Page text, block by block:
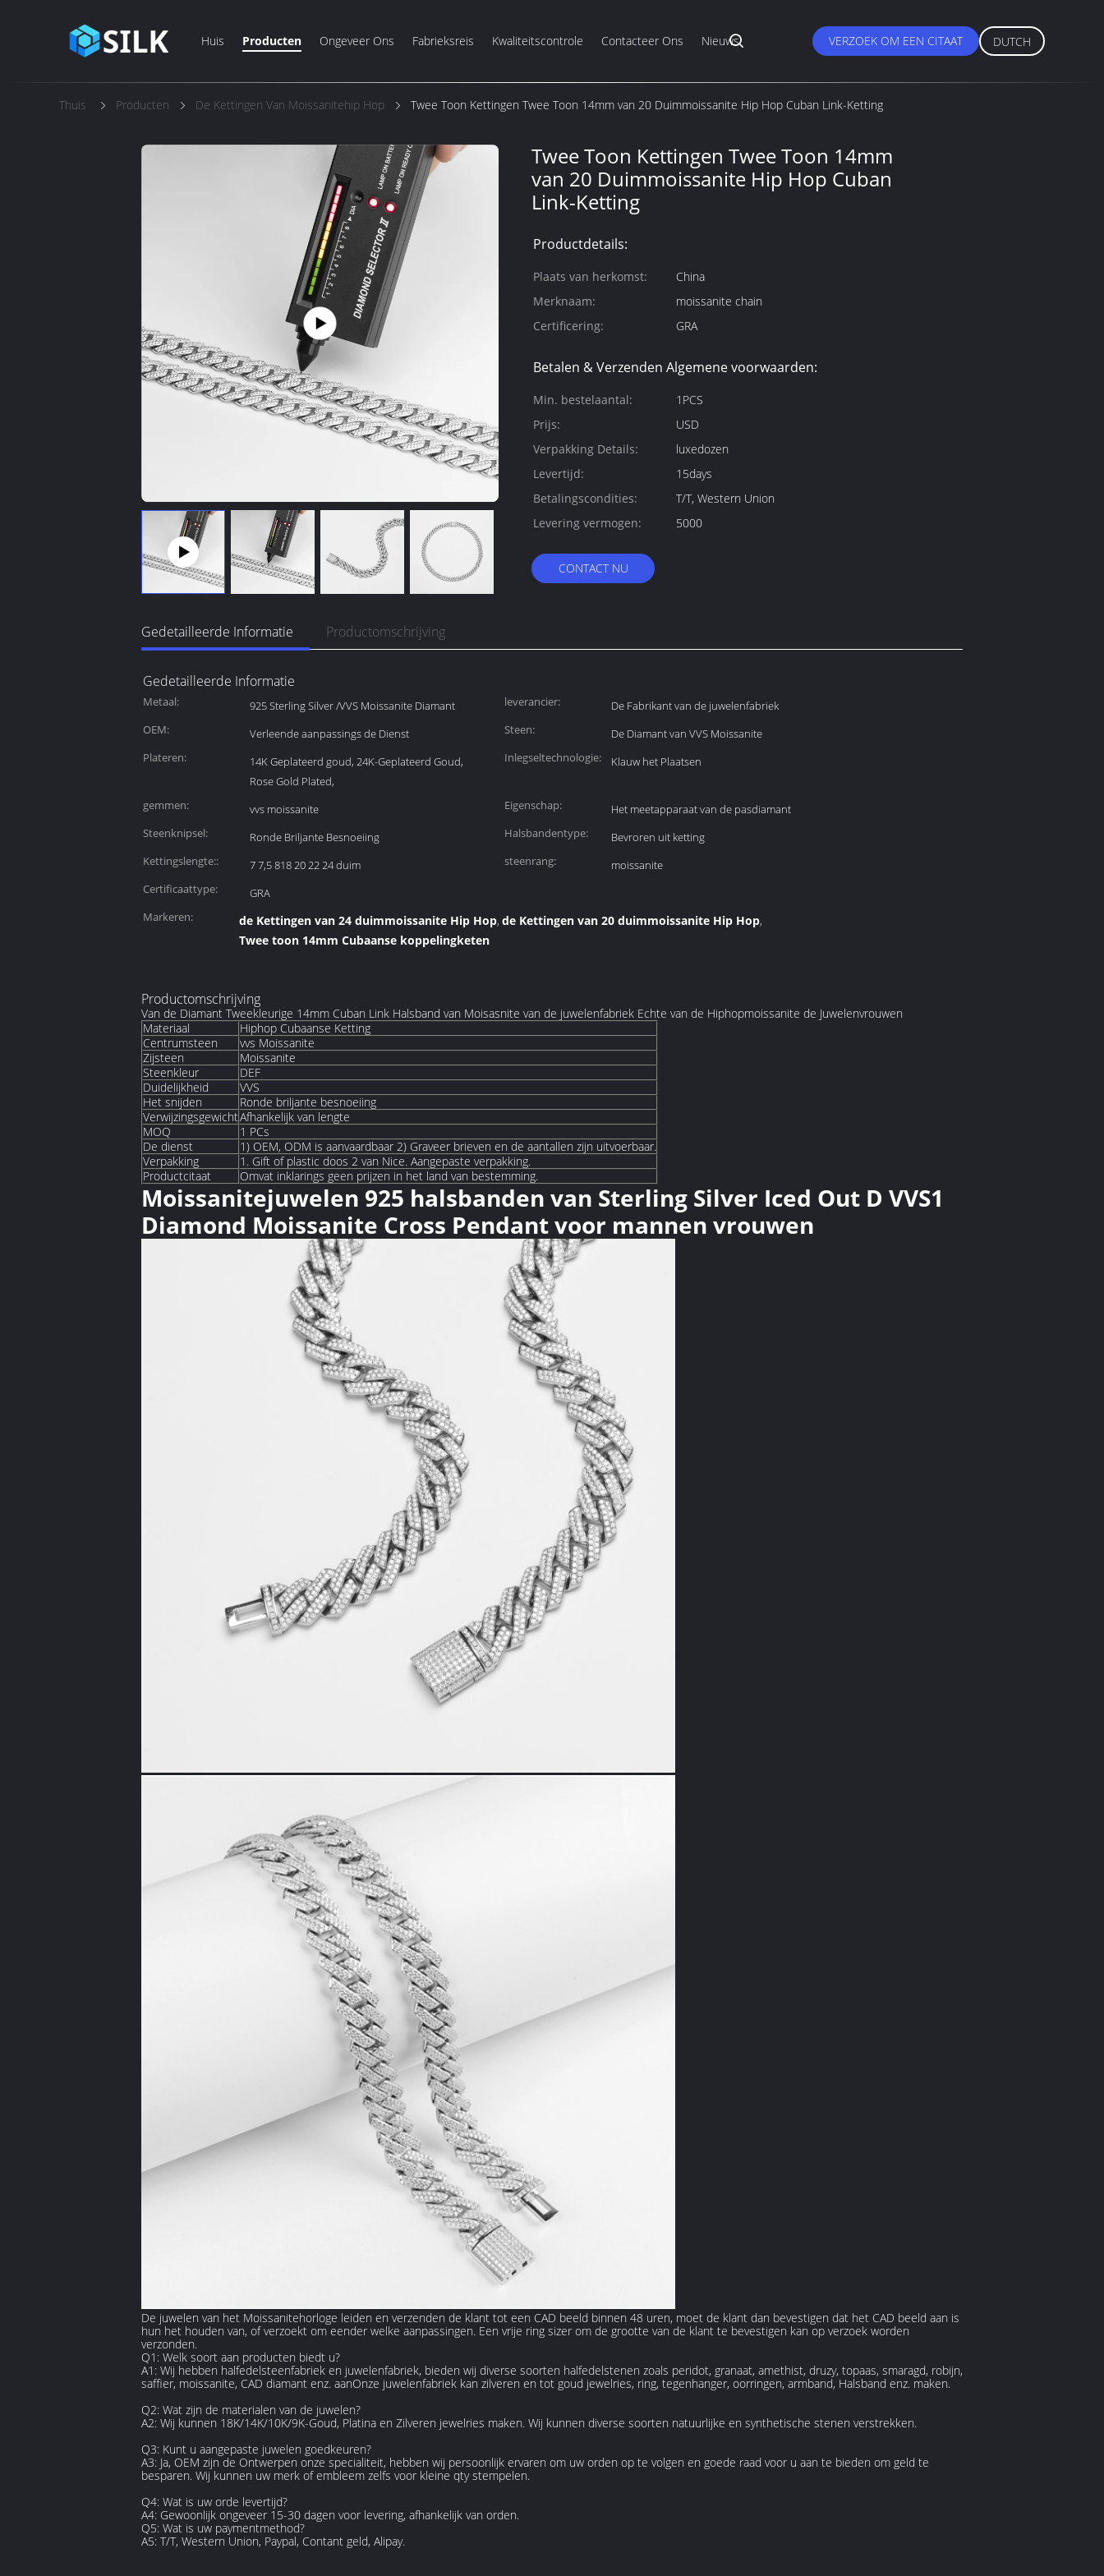
Huis Producten Ongeveer Ons Fabrieksreis Kwaliteitscontrole Contacteer Ons Nieuws VERZOEK OM EEN CITAAT DUTCH
Thuis Producten De Kettingen Van Moissanitehip Hop Twee Toon Kettingen Twee Toon 14mm van 20 Duimmoissanite Hip Hop Cuban Link-Ketting
Twee Toon Kettingen Twee Toon 14mm
van 20 Duimmoissanite Hip Hop Cuban
Link-Ketting
Productdetails:
Plaats van herkomst:
China
Merknaam:
moissanite chain
Certificering:
GRA
Betalen & Verzenden Algemene voorwaarden:
Min. bestelaantal:
1PCS
Prijs:
USD
Verpakking Details:
luxedozen
Levertijd:
15days
Betalingscondities:
T/T, Western Union
Levering vermogen:
5000
CONTACT NU
Gedetailleerde Informatie Productomschrijving
Gedetailleerde Informatie
Metaal: 925 Sterling Silver /VVS Moissanite Diamant leverancier:
De Fabrikant van de juwelenfabriek
OEM:
Verleende aanpassings de Dienst Steen:
De Diamant van VVS Moissanite
Plateren:
14K Geplateerd goud, 24K-Geplateerd Goud,
Rose Gold Plated,
Inlegseltechnologie: Klauw het Plaatsen
gemmen: vvs moissanite Eigenschap:
Het meetapparaat van de pasdiamant
Steenknipsel:
Ronde Briljante Besnoeiing Halsbandentype:
Bevroren uit ketting
Kettingslengte::
7 7,5 818 20 22 24 duim steenrang:
moissanite
Certificaattype:
GRA
Markeren:
de Kettingen van 24 duimmoissanite Hip Hop, de Kettingen van 20 duimmoissanite Hip Hop,
Twee toon 14mm Cubaanse koppelingketen
Productomschrijving
Van de Diamant Tweekleurige 14mm Cuban Link Halsband van Moisasnite van de juwelenfabriek Echte van de Hiphopmoissanite de Juwelenvrouwen
Materiaal
Hiphop Cubaanse Ketting
Centrumsteen
vvs Moissanite
Zijsteen
Moissanite
Steenkleur
DEF
Duidelijkheid
VVS
Het snijden
Ronde briljante besnoeiing
VerwijzingsgewichtAfhankelijk van lengte
MOQ
1 PCs
De dienst
1) OEM, ODM is aanvaardbaar 2) Graveer brieven en de aantallen zijn uitvoerbaar.
Verpakking
1. Gift of plastic doos 2 van Nice. Aangepaste verpakking.
Productcitaat
Omvat inklarings geen prijzen in het land van bestemming.
Moissanitejuwelen 925 halsbanden van Sterling Silver Iced Out D VVS1
Diamond Moissanite Cross Pendant voor mannen vrouwen
De juwelen van het Moissanitehorloge leiden en verzenden de klant tot een CAD beeld binnen 48 uren, moet de klant dan bevestigen dat het CAD beeld aan is
hun het houden van, of verzoekt om eender welke aanpassingen. Een vrije ring sizer om de grootte van de klant te bevestigen kan op verzoek worden
verzonden.
Q1: Welk soort aan producten biedt u?
A1: Wij hebben halfedelsteenfabriek en juwelenfabriek, bieden wij diverse soorten halfedelstenen zoals peridot, granaat, amethist, druzy, topaas, smaragd, robijn,
saffier, moissanite, CAD diamant enz. aanOnze juwelenfabriek kan zilveren en tot goud jewelries, ring, tegenhanger, oorringen, armband, Halsband enz. maken.
Q2: Wat zijn de materialen van de juwelen?
A2: Wij kunnen 18K/14K/10K/9K-Goud, Platina en Zilveren jewelries maken. Wij kunnen diverse soorten natuurlijke en synthetische stenen verstrekken.
Q3: Kunt u aangepaste juwelen goedkeuren?
A3: Ja, OEM zijn de Ontwerpen onze specialiteit, hebben wij persoonlijk ervaren om uw orden op te volgen en goede raad voor u aan te bieden om geld te
besparen. Wij kunnen uw merk of embleem zelfs voor kleine qty stempelen.
Q4: Wat is uw orde levertijd?
A4: Gewoonlijk ongeveer 15-30 dagen voor levering, afhankelijk van orden.
Q5: Wat is uw paymentmethod?
A5: T/T, Western Union, Paypal, Contant geld, Alipay.